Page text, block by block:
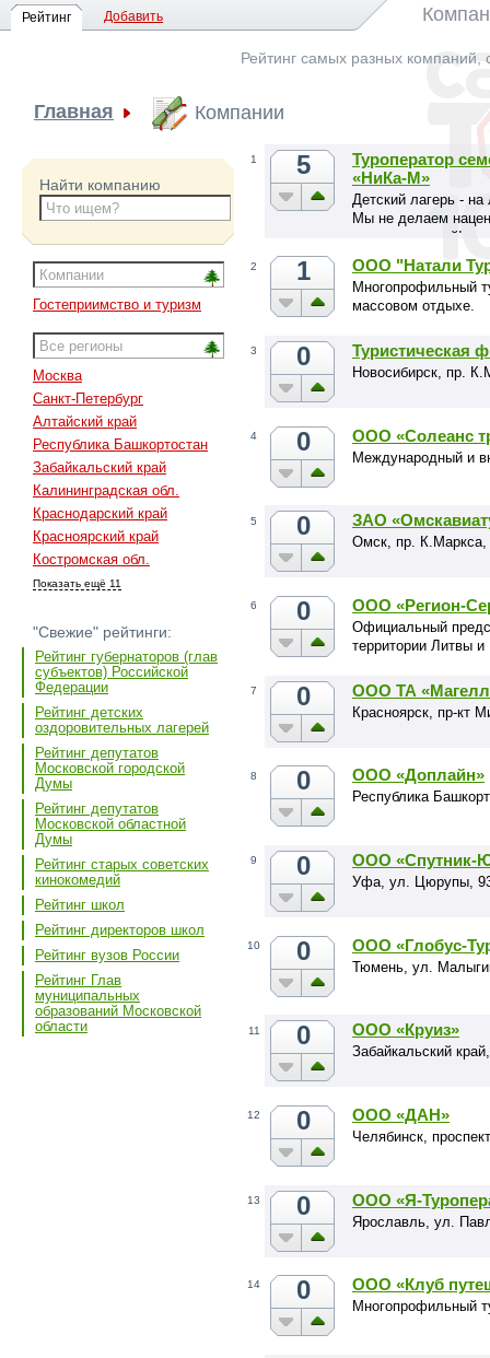
Рейтинг Добавить
Рейтинг самых разных компаний,
Главная Компании
Найти компанию
Гостеприимство и туризм
Москва
Санкт-Петербург
Алтайский край
Республика Башкортостан
Забайкальский край
Калининградская обл.
Краснодарский край
Красноярский край
Костромская обл.
Показать ещё 11
"Свежие" рейтинги:
Рейтинг губернаторов (глав
субъектов) Российской
Федерации
Рейтинг детских
оздоровительных лагерей
Рейтинг депутатов
Московской городской
Думы
Рейтинг депутатов
Московской областной
Думы
Рейтинг старых советских
кинокомедий
Рейтинг школ
Рейтинг директоров школ
Рейтинг вузов России
Рейтинг Глав
муниципальных
образований Московской
области
1 5
Туроператор
«НиКа-М»
Детский лагерь -
Мы не делаем
цена от лагерей!
2 1 ООО "Натали
Многопрофильный
массовом отдыхе.
3 0 Туристическая
Новосибирск, пр.
4 0 ООО «Солеанс
Международный и
5 0 ЗАО
Омск, пр. К.Маркса,
6 0 ООО «Регион-
Официальный
территории Литвы и
7 0 ООО ТА
Красноярск, пр-кт
8 0 ООО «Доплайн»
Республика
9 0 ООО «Спутник-
Уфа, ул. Цюрупы,
10 0 ООО «Глобус-
Тюмень, ул.
11 0 ООО «Круиз»
Забайкальский
12 0 ООО «ДАН»
Челябинск,
13 0 ООО «Я-
Ярославль, ул.
14 0 ООО «Клуб
Многопрофильный